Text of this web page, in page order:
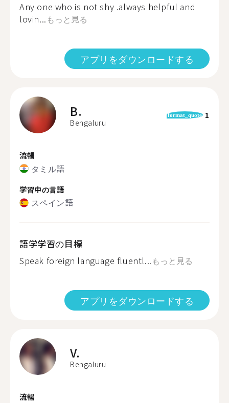
Any one who is not shy .always helpful and
lovin... もっと見る
アプリをダウンロードする
B.
Bengaluru
format_quote 1
流暢
タミル語
学習中の言語
スペイン語
語学学習の目標
Speak foreign language fluentl... もっと見る
アプリをダウンロードする
V.
Bengaluru
流暢